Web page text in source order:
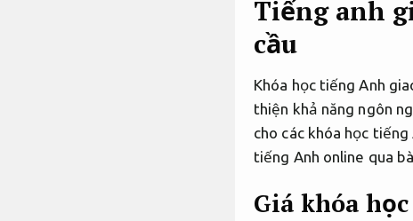
Tiếng anh
cầu
Khóa học tiếng Anh
thiện khả năng ngôn
cho các khóa học
tiếng Anh online qua
Giá khóa